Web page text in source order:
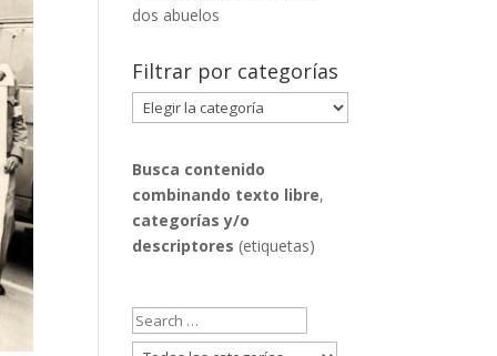
dos abuelos
Filtrar por categorías
Filtrar
por
Busca contenido
combinando texto libre,
categorías y/o
descriptores (etiquetas)